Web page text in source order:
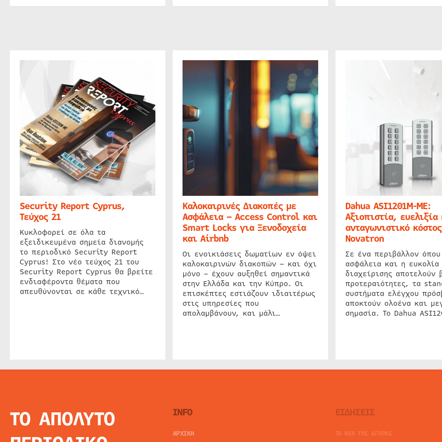
Security Report Cyprus,
Τεύχος 21
Κυκλοφορεί σε όλα τα
εξειδικευμένα σημεία διανομής
το περιοδικό Security Report
Cyprus! Στο νέο τεύχος 21 του
Security Report Cyprus θα βρείτε
ενδιαφέροντα θέματα που
απευθύνονται σε κάθε τεχνικό…
Καλοκαιρινές Διακοπές με
Ασφάλεια – Access Control και
Smart Locks για Ξενοδοχεία
και Airbnb
Οι ενοικιάσεις δωματίων εν όψει
καλοκαιρινών διακοπών – και όχι
μόνο – έχουν αυξηθεί σημαντικά
στην Ελλάδα και την Κύπρο. Οι
επισκέπτες εστιάζουν ιδιαιτέρως
στις υπηρεσίες που
απολαμβάνουν, και μάλι…
Dahua ASI1201M-ME:
Αξιοπιστία, ευελιξία
ανταγωνιστικό
Novatron
Σε ένα περιβάλλον
ασφάλεια και η ευκολία
διαχείρισης αποτελούν
προτεραιότητες, τα
συστήματα ελέγχου
αποκτούν ολοένα και
σημασία. Το Dahua
ΤΟ ΑΠΟΛΥΤΟ
INFO
ΑΡΧΙΚΗ
ΕΙΔΗΣΕΙΣ
ΤΑ ΝΕΑ ΤΗΣ ΑΓΟΡΑΣ